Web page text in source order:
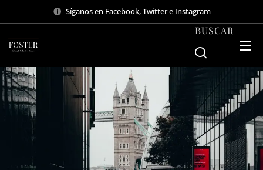
Síganos en Facebook, Twitter e Instagram
BUSCAR